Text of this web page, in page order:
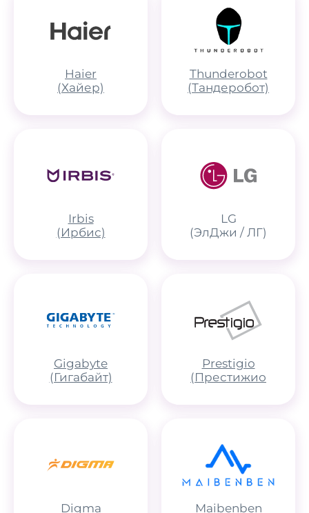
Haier
(Хайер)
Thunderobot
(Тандеробот)
Irbis
(Ирбис)
LG
(ЭлДжи / ЛГ)
Gigabyte
(Гигабайт)
Prestigio
(Престижио
Digma Maibenben